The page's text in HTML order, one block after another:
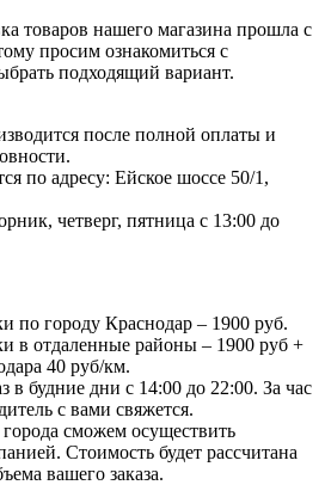
товаров нашего магазина прошла с
просим ознакомиться с
подходящий вариант.
после полной оплаты и
по адресу: Ейское шоссе 50/1,
четверг, пятница с 13:00 до
по городу Краснодар – 1900 руб.
в отдаленные районы – 1900 руб +
40 руб/км.
в будние дни с 14:00 до 22:00. За час
с вами свяжется.
сможем осуществить
Стоимость будет рассчитана
вашего заказа.